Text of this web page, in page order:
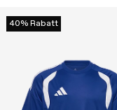
40% Rabatt